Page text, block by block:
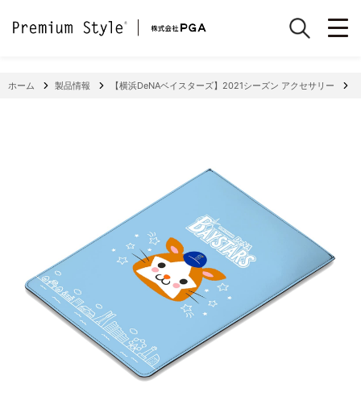
ホーム 製品情報 【横浜DeNAベイスターズ】2021シーズン アクセサリー